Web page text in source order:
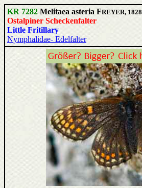
KR 7282 Melitaea asteria FREYER, 1828
Ostalpiner Scheckenfalter
Little Fritillary
Nymphalidae- Edelfalter